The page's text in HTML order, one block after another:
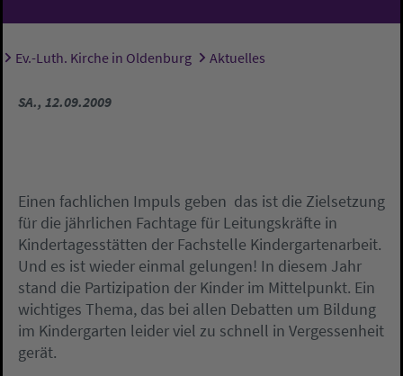
Sie sind hier:
Ev.-Luth. Kirche in Oldenburg Aktuelles
SA., 12.09.2009
Einen fachlichen Impuls geben  das ist die Zielsetzung
für die jährlichen Fachtage für Leitungskräfte in
Kindertagesstätten der Fachstelle Kindergartenarbeit.
Und es ist wieder einmal gelungen! In diesem Jahr
stand die Partizipation der Kinder im Mittelpunkt. Ein
wichtiges Thema, das bei allen Debatten um Bildung
im Kindergarten leider viel zu schnell in Vergessenheit
gerät.